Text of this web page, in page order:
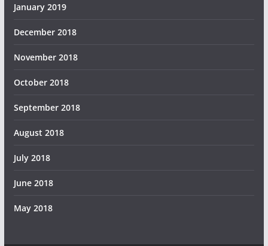
January 2019
December 2018
November 2018
October 2018
September 2018
August 2018
July 2018
June 2018
May 2018